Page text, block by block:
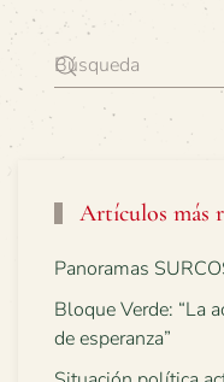
Artículos más
Panoramas
Bloque Verde: “La
de esperanza”